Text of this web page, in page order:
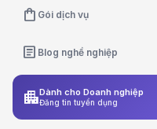
shopping_bag Gói dịch vụ
article Blog nghề nghiệp
apartmentDành cho Doanh nghiệp
Đăng tin tuyển dụng